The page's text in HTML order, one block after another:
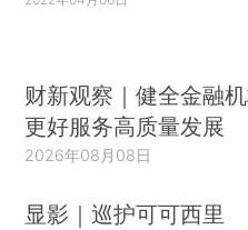
财新观察｜健全金融
更好服务高质量发展
2026年08月08日
显影｜巡护可可西里